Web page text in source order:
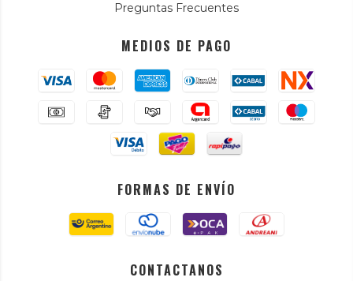
Preguntas Frecuentes
MEDIOS DE PAGO
FORMAS DE ENVÍO
CONTACTANOS